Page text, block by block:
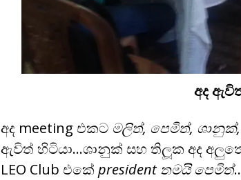
අද
අද meeting එකට මලිත්, පෙමිත්,
ඇවිත් හිටියා…ශානුක් සහ තිලූක අද
LEO Club එකේ president තමයි පෙමිත්